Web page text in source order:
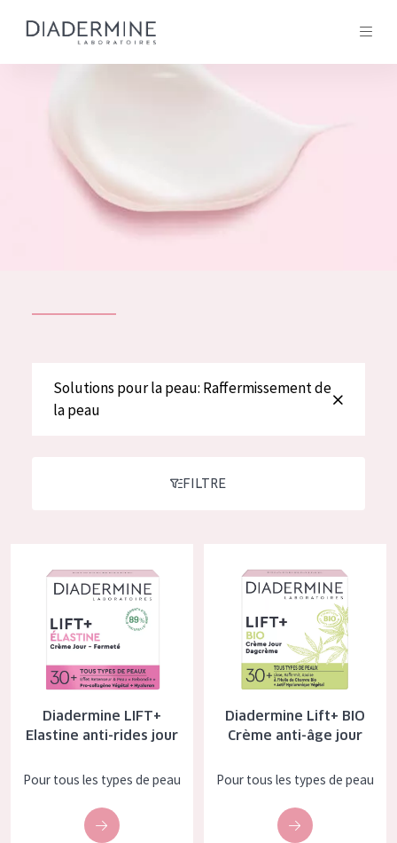
SOLUTIONS POUR LA PEAU
Hydratation et éclat
Régénération de la peau
TYPE DE PRODUIT
Crème de Jour
Crème de Nuit
Sérum
COLLECTION
TOUS LES PRODUIT
ACCUEIL
Composition
German
Solutions pour la peau: Raffermissement de
la peau
FILTRE
Diadermine LIFT+
Elastine anti-rides jour
Pour tous les types de peau
Diadermine Lift+ BIO
Crème anti-âge jour
Pour tous les types de peau